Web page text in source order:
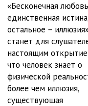
Глава 08. Ещё один
Глава 09. Это всё
Глава 10. Выходим из
«Бесконечная
единственная
остальное –
станет для
настоящим
что человек знает о
физической
более чем иллюзия,
существующая